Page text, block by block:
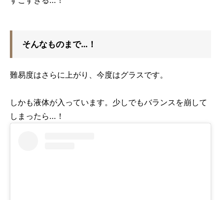
そんなものまで…！
難易度はさらに上がり、今度はグラスです。
しかも液体が入っています。少しでもバランスを崩して
しまったら…！